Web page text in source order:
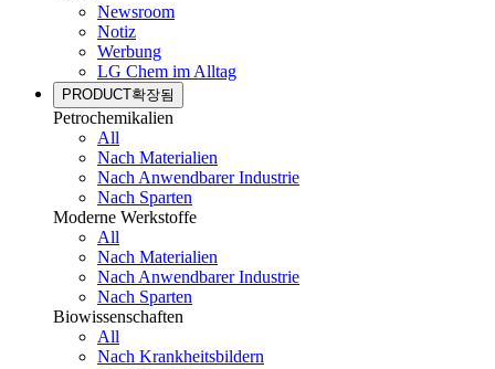
Newsroom
Notiz
Werbung
LG Chem im Alltag
PRODUCT확장됨
Petrochemikalien
All
Nach Materialien
Nach Anwendbarer Industrie
Nach Sparten
Moderne Werkstoffe
All
Nach Materialien
Nach Anwendbarer Industrie
Nach Sparten
Biowissenschaften
All
Nach Krankheitsbildern